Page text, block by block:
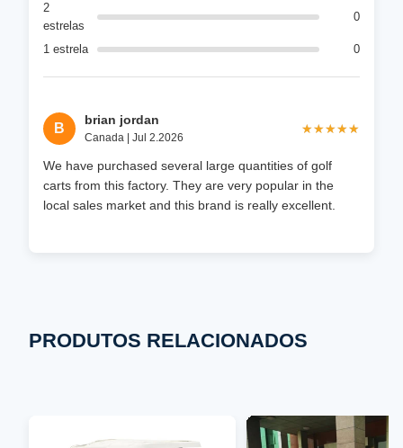
2
estrelas
0
1 estrela 0
B
brian jordan
Canada | Jul 2.2026
★★★★★
★★★★★
We have purchased several large quantities of golf
carts from this factory. They are very popular in the
local sales market and this brand is really excellent.
PRODUTOS RELACIONADOS